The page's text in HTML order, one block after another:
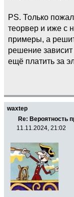
PS. Только
теорвер и иже с
примеры, а
решение
ещё платить за
waxtep
Re: Вероятность
11.11.2024, 21:02